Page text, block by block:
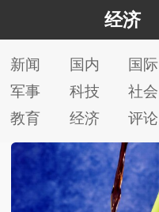
经济
新闻 国内 国际
军事
科技 社会
教育
经济 评论